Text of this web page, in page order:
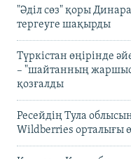
"Әділ сөз" қоры
тергеуге шақырды
Түркістан өңірінде
– "шайтанның
қозғалды
Ресейдің Тула
Wildberries орталығы